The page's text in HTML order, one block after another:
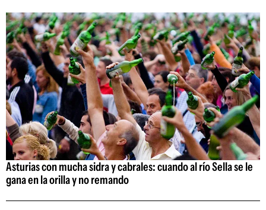
Asturias con mucha sidra y cabrales: cuando al río Sella se le
gana en la orilla y no remando